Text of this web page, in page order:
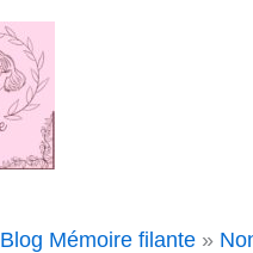
Blog Mémoire filante »